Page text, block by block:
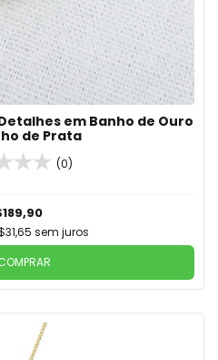
em Banho de Ouro
de Prata
(0)
sem juros